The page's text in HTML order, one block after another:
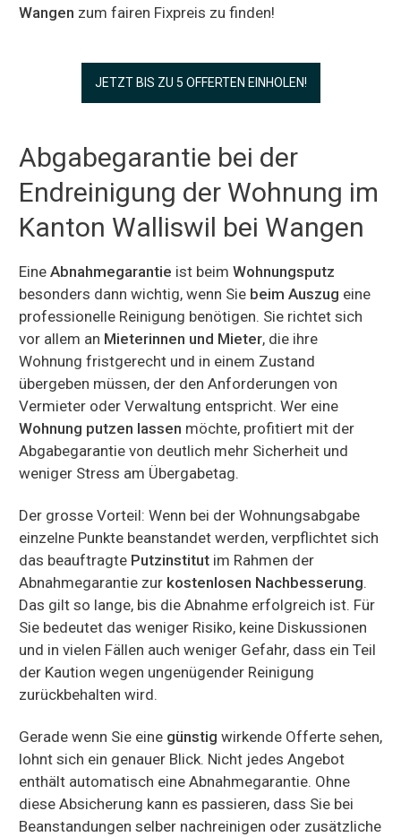
Wangen zum fairen Fixpreis zu finden!
JETZT BIS ZU 5 OFFERTEN EINHOLEN!
Abgabegarantie bei der
Endreinigung der Wohnung im
Kanton Walliswil bei Wangen
Eine Abnahmegarantie ist beim Wohnungsputz
besonders dann wichtig, wenn Sie beim Auszug eine
professionelle Reinigung benötigen. Sie richtet sich
vor allem an Mieterinnen und Mieter, die ihre
Wohnung fristgerecht und in einem Zustand
übergeben müssen, der den Anforderungen von
Vermieter oder Verwaltung entspricht. Wer eine
Wohnung putzen lassen möchte, profitiert mit der
Abgabegarantie von deutlich mehr Sicherheit und
weniger Stress am Übergabetag.
Der grosse Vorteil: Wenn bei der Wohnungsabgabe
einzelne Punkte beanstandet werden, verpflichtet sich
das beauftragte Putzinstitut im Rahmen der
Abnahmegarantie zur kostenlosen Nachbesserung.
Das gilt so lange, bis die Abnahme erfolgreich ist. Für
Sie bedeutet das weniger Risiko, keine Diskussionen
und in vielen Fällen auch weniger Gefahr, dass ein Teil
der Kaution wegen ungenügender Reinigung
zurückbehalten wird.
Gerade wenn Sie eine günstig wirkende Offerte sehen,
lohnt sich ein genauer Blick. Nicht jedes Angebot
enthält automatisch eine Abnahmegarantie. Ohne
diese Absicherung kann es passieren, dass Sie bei
Beanstandungen selber nachreinigen oder zusätzliche